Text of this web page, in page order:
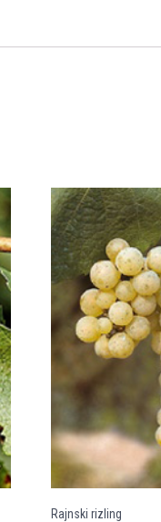
Rajnski rizling